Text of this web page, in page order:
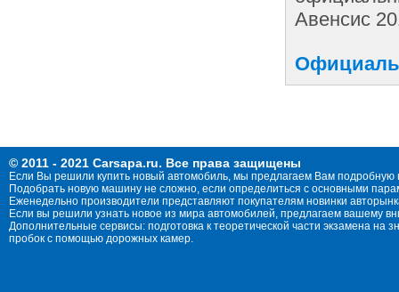
Авенсис
© 2011 - 2021 Carsapa.ru. Все права защищены
Если Вы решили купить новый автомобиль, мы предлагаем Вам
Подобрать новую машину не сложно, если определиться с основными
Еженедельно производители представляют покупателям новинки
Если вы решили узнать новое из мира автомобилей, предлагаем вашему
Дополнительные сервисы: подготовка к теоретической части экзамена
пробок с помощью дорожных камер.